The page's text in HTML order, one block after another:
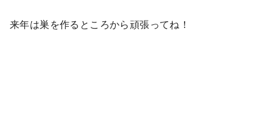
来年は巣を作るところから頑張ってね！